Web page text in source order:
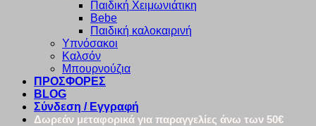
Παιδική Χειμωνιάτικη
Bebe
Παιδική καλοκαιρινή
Υπνόσακοι
Καλσόν
Μπουρνούζια
ΠΡΟΣΦΟΡΕΣ
BLOG
Σύνδεση / Εγγραφή
Δωρεάν μεταφορικά για παραγγελίες άνω των 50€